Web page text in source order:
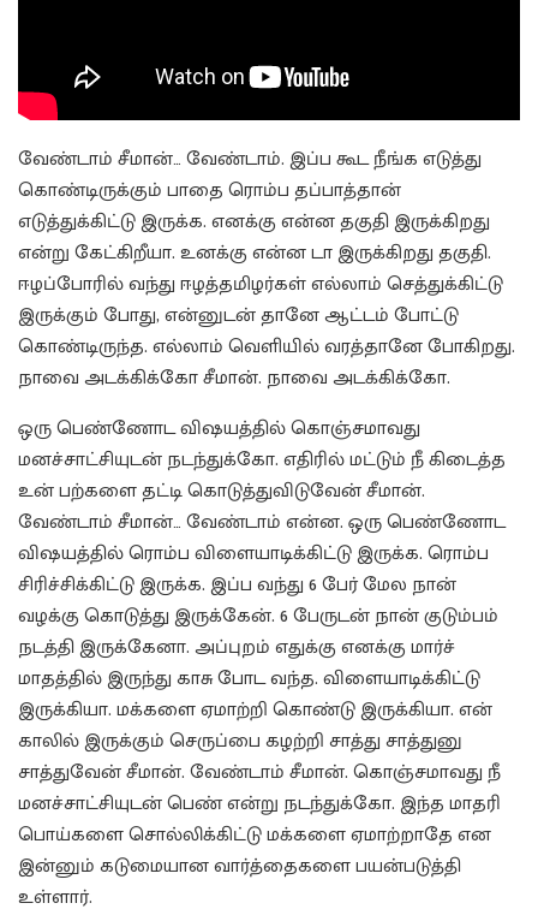
வேண்டாம் சீமான்… வேண்டாம். இப்ப கூட நீங்க எடுத்து
கொண்டிருக்கும் பாதை ரொம்ப தப்பாத்தான்
எடுத்துக்கிட்டு இருக்க. எனக்கு என்ன தகுதி இருக்கிறது
என்று கேட்கிறீயா. உனக்கு என்ன டா இருக்கிறது தகுதி.
ஈழப்போரில் வந்து ஈழத்தமிழர்கள் எல்லாம் செத்துக்கிட்டு
இருக்கும் போது, என்னுடன் தானே ஆட்டம் போட்டு
கொண்டிருந்த. எல்லாம் வெளியில் வரத்தானே போகிறது.
நாவை அடக்கிக்கோ சீமான். நாவை அடக்கிக்கோ.
ஒரு பெண்ணோட விஷயத்தில் கொஞ்சமாவது
மனச்சாட்சியுடன் நடந்துக்கோ. எதிரில் மட்டும் நீ கிடைத்த
உன் பற்களை தட்டி கொடுத்துவிடுவேன் சீமான்.
வேண்டாம் சீமான்… வேண்டாம் என்ன. ஒரு பெண்ணோட
விஷயத்தில் ரொம்ப விளையாடிக்கிட்டு இருக்க. ரொம்ப
சிரிச்சிக்கிட்டு இருக்க. இப்ப வந்து 6 பேர் மேல நான்
வழக்கு கொடுத்து இருக்கேன். 6 பேருடன் நான் குடும்பம்
நடத்தி இருக்கேனா. அப்புறம் எதுக்கு எனக்கு மார்ச்
மாதத்தில் இருந்து காசு போட வந்த. விளையாடிக்கிட்டு
இருக்கியா. மக்களை ஏமாற்றி கொண்டு இருக்கியா. என்
காலில் இருக்கும் செருப்பை கழற்றி சாத்து சாத்துனு
சாத்துவேன் சீமான். வேண்டாம் சீமான். கொஞ்சமாவது நீ
மனச்சாட்சியுடன் பெண் என்று நடந்துக்கோ. இந்த மாதரி
பொய்களை சொல்லிக்கிட்டு மக்களை ஏமாற்றாதே என
இன்னும் கடுமையான வார்த்தைகளை பயன்படுத்தி
உள்ளார்.